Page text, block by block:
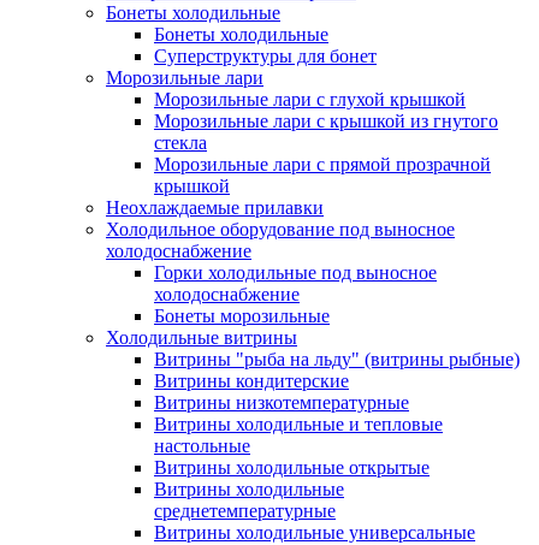
Бонеты холодильные
Бонеты холодильные
Суперструктуры для бонет
Морозильные лари
Морозильные лари с глухой крышкой
Морозильные лари с крышкой из гнутого
стекла
Морозильные лари с прямой прозрачной
крышкой
Неохлаждаемые прилавки
Холодильное оборудование под выносное
холодоснабжение
Горки холодильные под выносное
холодоснабжение
Бонеты морозильные
Холодильные витрины
Витрины "рыба на льду" (витрины рыбные)
Витрины кондитерские
Витрины низкотемпературные
Витрины холодильные и тепловые
настольные
Витрины холодильные открытые
Витрины холодильные
среднетемпературные
Витрины холодильные универсальные